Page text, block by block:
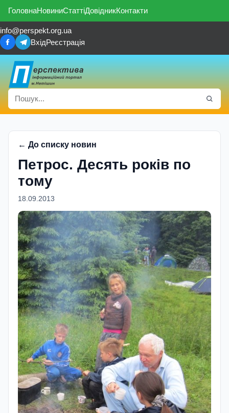
ГоловнаНовиниСтаттіДовідникКонтакти
info@perspekt.org.ua
ВхідРеєстрація
← До списку новин
Петрос. Десять рокiв по
тому
18.09.2013